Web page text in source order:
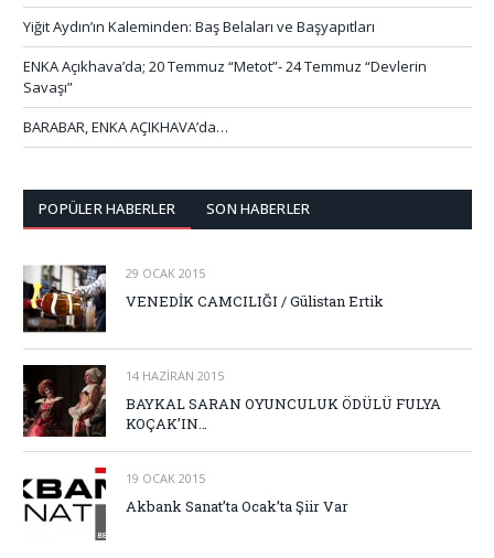
Yiğit Aydın’ın Kaleminden: Baş Belaları ve Başyapıtları
ENKA Açıkhava’da; 20 Temmuz “Metot”- 24 Temmuz “Devlerin
Savaşı”
BARABAR, ENKA AÇIKHAVA’da…
POPÜLER HABERLER SON HABERLER
29 OCAK 2015
VENEDİK CAMCILIĞI / Gülistan Ertik
14 HAZIRAN 2015
BAYKAL SARAN OYUNCULUK ÖDÜLÜ FULYA
KOÇAK’IN…
19 OCAK 2015
Akbank Sanat’ta Ocak’ta Şiir Var